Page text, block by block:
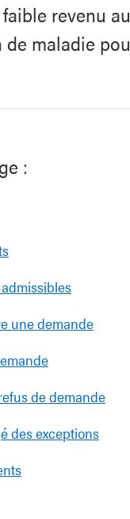
revenu
maladie
:
une demande
de demande
des exceptions